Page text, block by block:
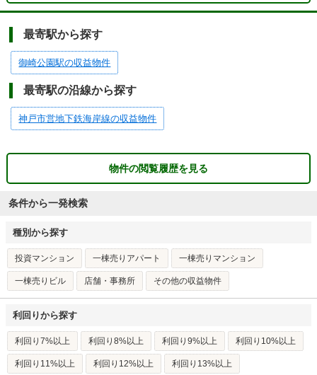
最寄駅から探す
御崎公園駅の収益物件
最寄駅の沿線から探す
神戸市営地下鉄海岸線の収益物件
物件の閲覧履歴を見る
条件から一発検索
種別から探す
投資マンション 一棟売りアパート 一棟売りマンション
一棟売りビル 店舗・事務所 その他の収益物件
利回りから探す
利回り7%以上 利回り8%以上 利回り9%以上 利回り10%以上
利回り11%以上 利回り12%以上 利回り13%以上